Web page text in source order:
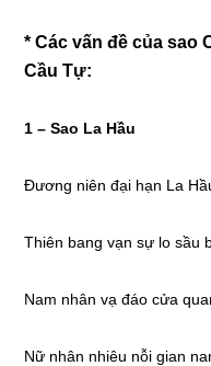
* Các vấn đề của sao
Cầu Tự:
1 – Sao La Hầu
Đương niên đại hạn La
Thiên bang vạn sự lo sầu
Nam nhân vạ đáo cửa
Nữ nhân nhiêu nỗi gian